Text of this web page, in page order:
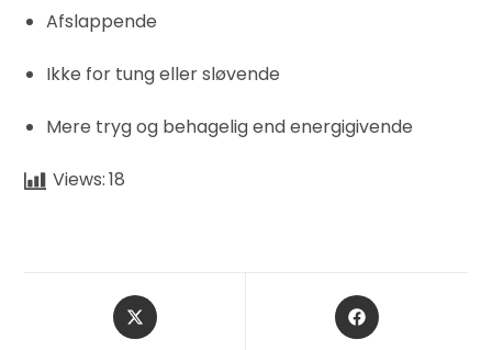
Afslappende
Ikke for tung eller sløvende
Mere tryg og behagelig end energigivende
Views:18